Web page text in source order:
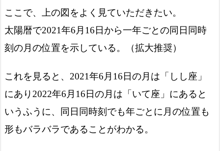
ここで、上の図をよく見ていただきたい。
太陽暦で2021年6月16日から一年ごとの同日同時
刻の月の位置を示している。（拡大推奨）
これを見ると、2021年6月16日の月は「しし座」
にあり2022年6月16日の月は「いて座」にあると
いうふうに、同日同時刻でも年ごとに月の位置も
形もバラバラであることがわかる。